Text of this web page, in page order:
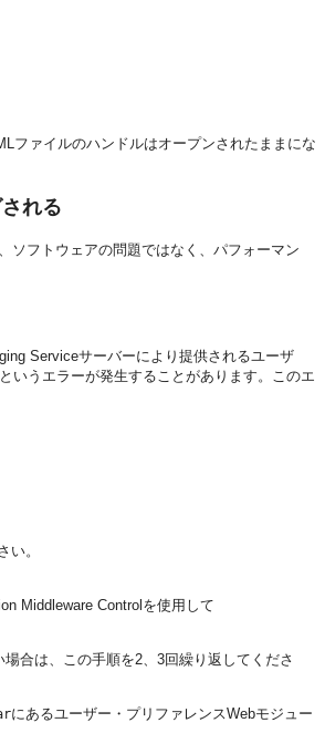
ファイルのハンドルはオープンされたままにな
れる
ソフトウェアの問題ではなく、パフォーマン
Serviceサーバーにより提供されるユーザ
というエラーが発生することがあります。このエ
。
Middleware Controlを使用して
合は、この手順を2、3回繰り返してくださ
にあるユーザー・プリファレンスWebモジュー